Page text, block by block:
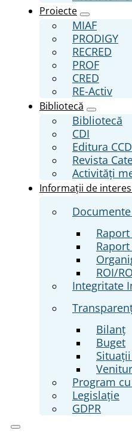
Proiecte
MIAF
PRODIGY
RECRED
PROF
CRED
RE-Activ
Bibliotecă
Bibliotecă
CDI
Editura
Revista
Activități
Informații de
Documente
ROI/
Integritate
Bilanț
Buget
Program
Legislație
GDPR